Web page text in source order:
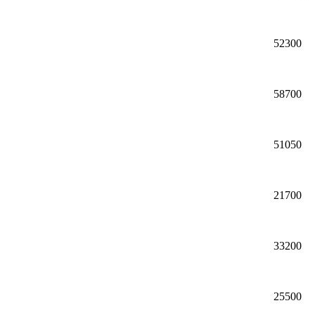
52300
58700
51050
21700
33200
25500